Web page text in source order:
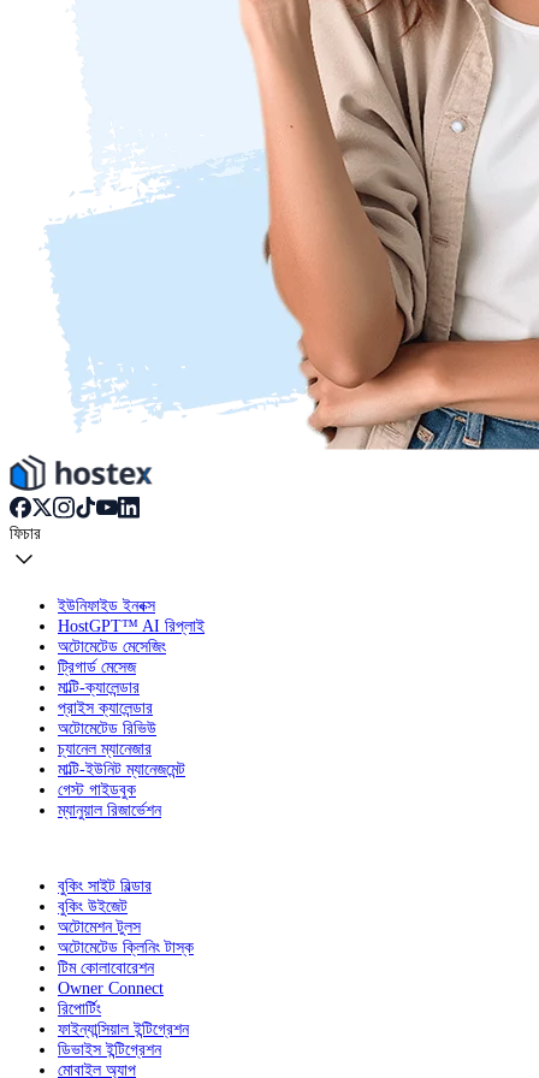
ফিচার
ইউনিফাইড ইনবক্স
HostGPT™ AI রিপ্লাই
অটোমেটেড মেসেজিং
ট্রিগার্ড মেসেজ
মাল্টি-ক্যালেন্ডার
প্রাইস ক্যালেন্ডার
অটোমেটেড রিভিউ
চ্যানেল ম্যানেজার
মাল্টি-ইউনিট ম্যানেজমেন্ট
গেস্ট গাইডবুক
ম্যানুয়াল রিজার্ভেশন
বুকিং সাইট বিল্ডার
বুকিং উইজেট
অটোমেশন টুলস
অটোমেটেড ক্লিনিং টাস্ক
টিম কোলাবোরেশন
Owner Connect
রিপোর্টিং
ফাইন্যান্সিয়াল ইন্টিগ্রেশন
ডিভাইস ইন্টিগ্রেশন
মোবাইল অ্যাপ